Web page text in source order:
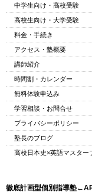
中学生向け・高校受験
高校生向け・大学受験
料金・手続き
アクセス・塾概要
講師紹介
時間割・カレンダー
無料体験申込み
学習相談・お問合せ
プライバシーポリシー
塾長のブログ
高校日本史×英語マスター
徹底計画型個別指導塾